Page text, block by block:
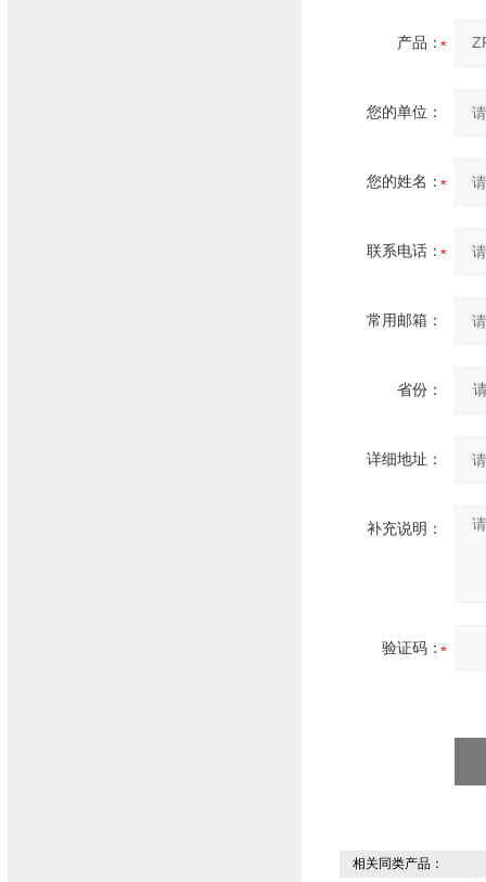
产品：
您的单位：
您的姓名：
联系电话：
常用邮箱：
省份：
详细地址：
补充说明：
验证码：
相关同类产品：